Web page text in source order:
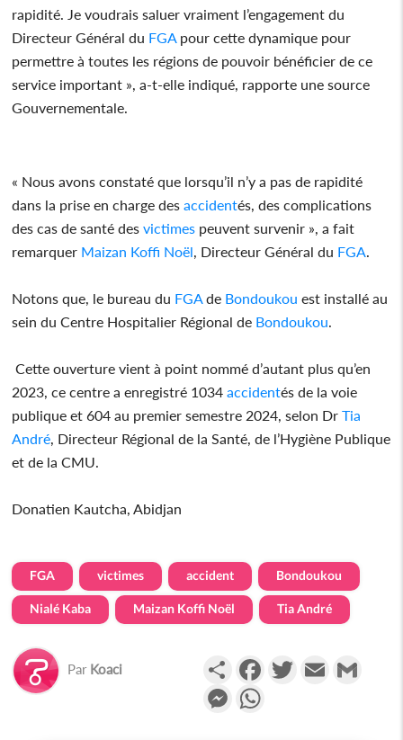
rapidité. Je voudrais saluer vraiment l’engagement du
Directeur Général du FGA pour cette dynamique pour
permettre à toutes les régions de pouvoir bénéficier de ce
service important », a-t-elle indiqué, rapporte une source
Gouvernementale.
« Nous avons constaté que lorsqu’il n’y a pas de rapidité
dans la prise en charge desaccidentés, des complications
des cas de santé desvictimes peuvent survenir », a fait
remarquer Maizan Koffi Noël , Directeur Général du FGA
Notons que, le bureau du FGA de Bondoukou est installé au
sein du Centre Hospitalier Régional de Bondoukou
Cette ouverture vient à point nommé d’autant plus qu’en
2023, ce centre a enregistré 1034accidentés de la voie
publique et 604 au premier semestre 2024, selon DrTia
André , Directeur Régional de la Santé, de l’Hygiène Publique
et de la CMU.
Donatien Kautcha, Abidjan
FGA victimes accident Bondoukou
Nialé Kaba Maizan Koffi Noël Tia André
Par Koaci PartagerFacebookTwitterEmail
Messenger